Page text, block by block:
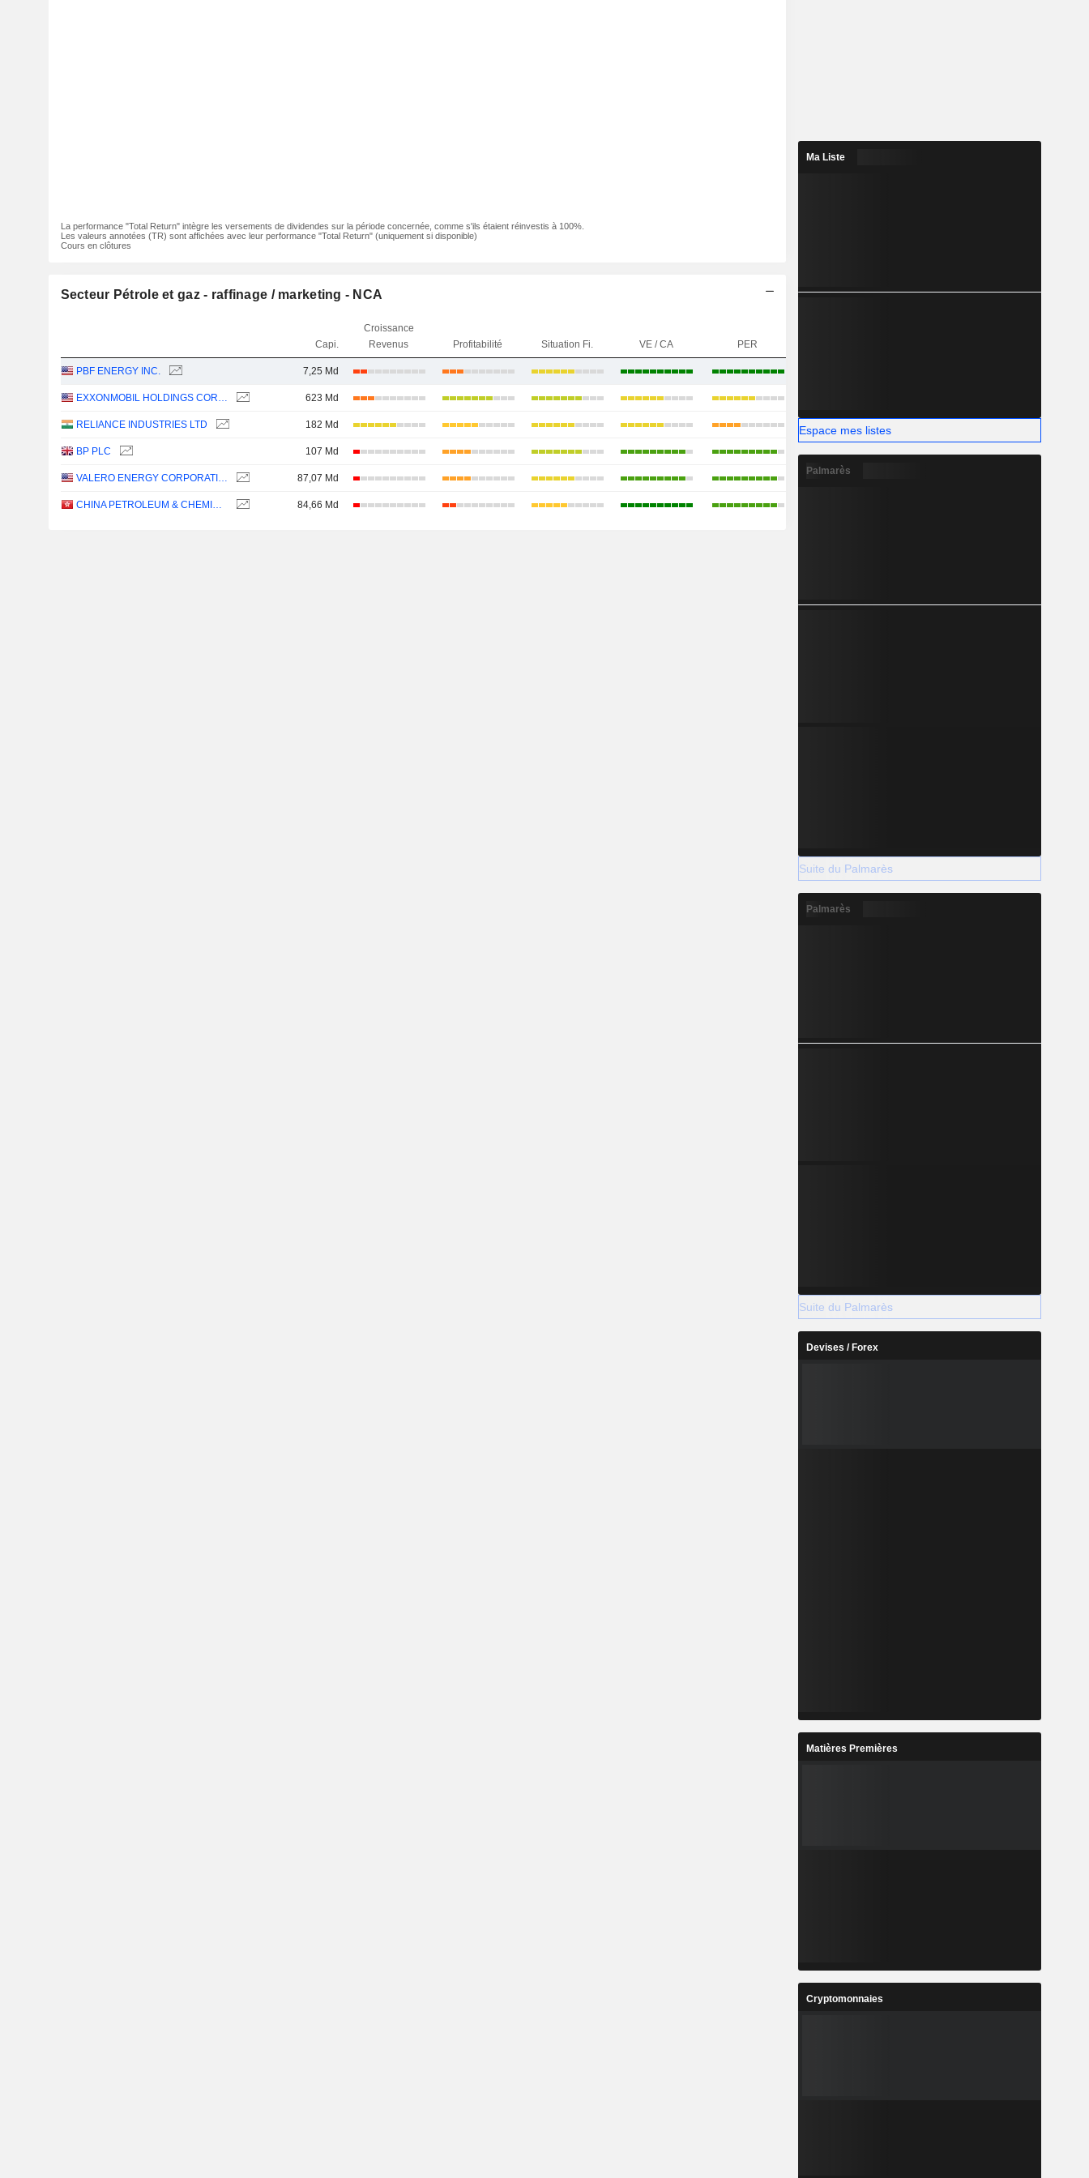
La performance "Total Return" intègre les versements de dividendes sur la période concernée, comme s'ils étaient réinvestis à 100%.
Les valeurs annotées (TR) sont affichées avec leur performance "Total Return" (uniquement si disponible)
Cours en clôtures
Secteur Pétrole et gaz - raffinage / marketing - NCA
Capi.
Croissance
Revenus
Profitabilité Situation Fi. VE / CA PER
PBF ENERGY INC. 7,25 Md
EXXONMOBIL HOLDINGS CORPORATION 623 Md
RELIANCE INDUSTRIES LTD 182 Md
BP PLC 107 Md
VALERO ENERGY CORPORATION 87,07 Md
CHINA PETROLEUM & CHEMICAL CORPORATION 84,66 Md
Ma Liste
Espace mes listes
Palmarès
Suite du Palmarès
Palmarès
Suite du Palmarès
Devises / Forex
Matières Premières
Cryptomonnaies